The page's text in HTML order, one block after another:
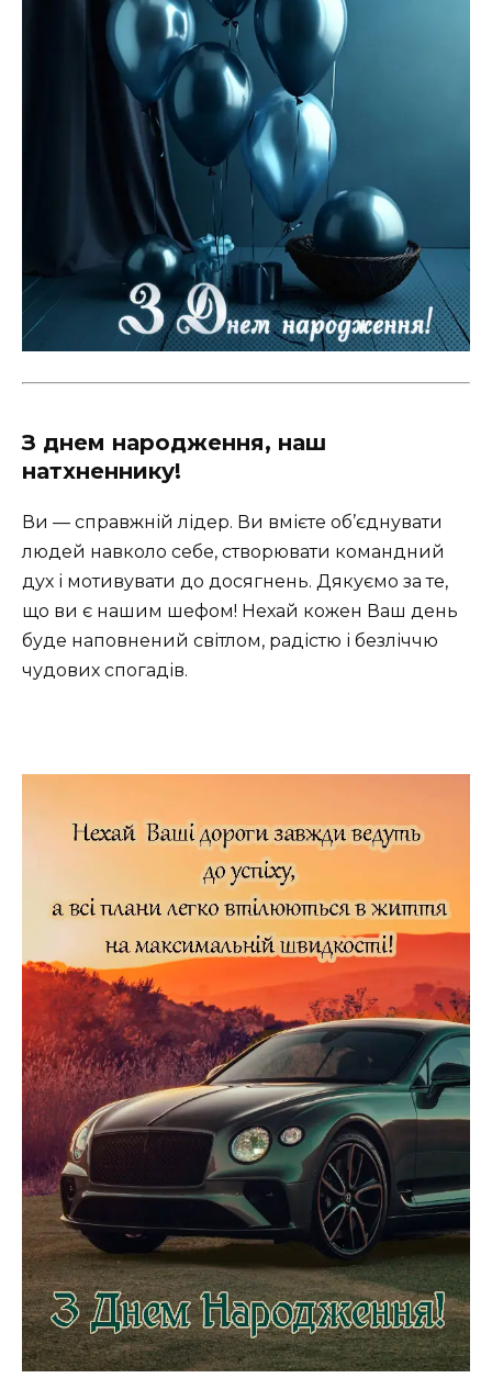
З днем народження, наш
натхненнику!
Ви — справжній лідер. Ви вмієте об’єднувати
людей навколо себе, створювати командний
дух і мотивувати до досягнень. Дякуємо за те,
що ви є нашим шефом! Нехай кожен Ваш день
буде наповнений світлом, радістю і безліччю
чудових спогадів.